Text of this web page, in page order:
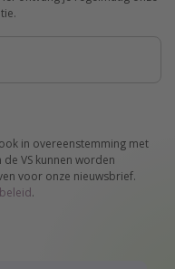
in overeenstemming met
VS kunnen worden
voor onze nieuwsbrief.
.